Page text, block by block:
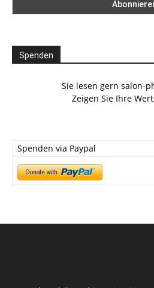
Spenden
Sie lesen gern salon-
Zeigen Sie Ihre
Spenden via Paypal